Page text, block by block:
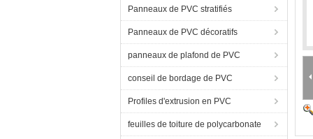
Panneaux de PVC stratifiés
Panneaux de PVC décoratifs
panneaux de plafond de PVC
conseil de bordage de PVC
Profiles d'extrusion en PVC
feuilles de toiture de polycarbonate